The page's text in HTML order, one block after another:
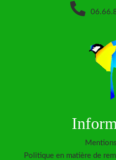

Politique en matière de